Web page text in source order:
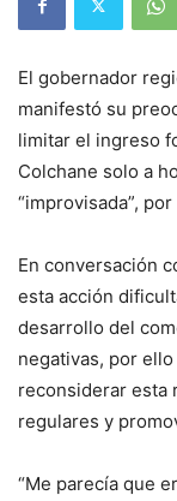
El gobernador
manifestó su
limitar el ingreso
Colchane solo a
“improvisada”,
En conversación
esta acción
desarrollo del
negativas, por
reconsiderar esta
regulares y
“Me parecía que